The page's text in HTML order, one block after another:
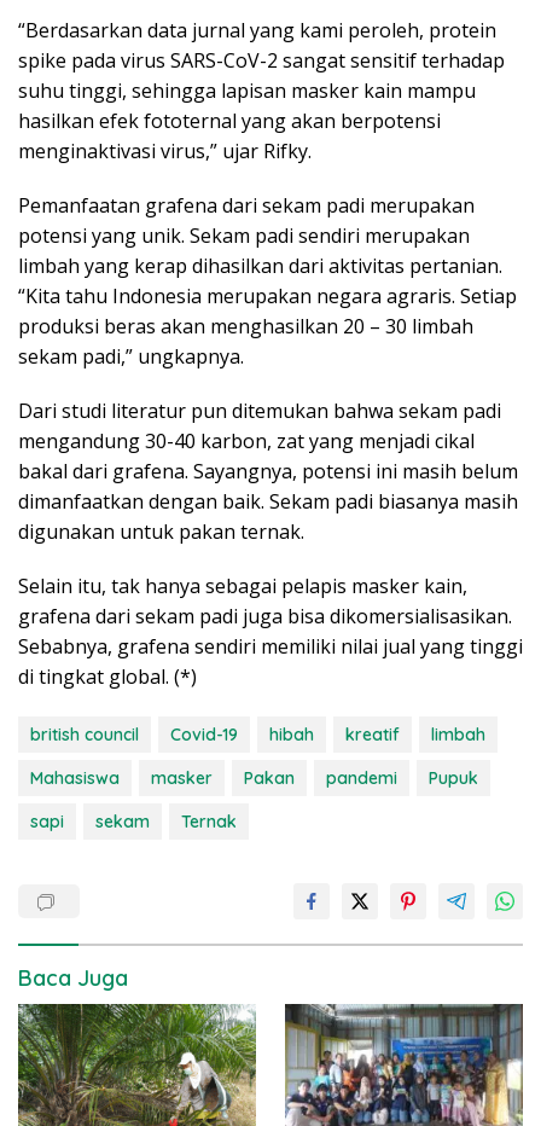
“Berdasarkan data jurnal yang kami peroleh, protein
spike pada virus SARS-CoV-2 sangat sensitif terhadap
suhu tinggi, sehingga lapisan masker kain mampu
hasilkan efek fototernal yang akan berpotensi
menginaktivasi virus,” ujar Rifky.
Pemanfaatan grafena dari sekam padi merupakan
potensi yang unik. Sekam padi sendiri merupakan
limbah yang kerap dihasilkan dari aktivitas pertanian.
“Kita tahu Indonesia merupakan negara agraris. Setiap
produksi beras akan menghasilkan 20 – 30 limbah
sekam padi,” ungkapnya.
Dari studi literatur pun ditemukan bahwa sekam padi
mengandung 30-40 karbon, zat yang menjadi cikal
bakal dari grafena. Sayangnya, potensi ini masih belum
dimanfaatkan dengan baik. Sekam padi biasanya masih
digunakan untuk pakan ternak.
Selain itu, tak hanya sebagai pelapis masker kain,
grafena dari sekam padi juga bisa dikomersialisasikan.
Sebabnya, grafena sendiri memiliki nilai jual yang tinggi
di tingkat global. (*)
british council Covid-19 hibah kreatif
limbah
Mahasiswa
masker Pakan pandemi
Pupuk
sapi
sekam Ternak
Baca Juga